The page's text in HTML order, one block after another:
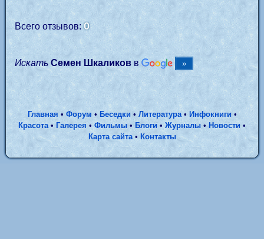
Всего отзывов:0
Искать Семен Шкаликов в
Главная • Форум • Беседки • Литература• Инфокниги•
Красота• Галерея•Фильмы• Блоги•Журналы • Новости •
Карта сайта• Контакты